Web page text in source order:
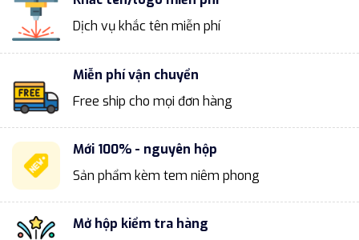
Dịch vụ khắc tên miễn phí
Miễn phí vận chuyển
Free ship cho mọi đơn hàng
Mới 100% - nguyên hộp
Sản phẩm kèm tem niêm phong
Mở hộp kiểm tra hàng